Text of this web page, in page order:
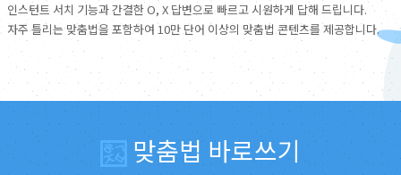
인스턴트 서치 기능과 간결한 O, X 답변으로 빠르고 시원하게 답해 드립니다.
자주 틀리는 맞춤법을 포함하여 10만 단어 이상의 맞춤법 콘텐츠를 제공합니다.
맞춤법 바로쓰기